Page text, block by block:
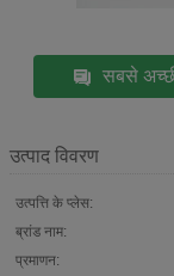
सबसे
उत्पाद विवरण
उत्पत्ति के प्लेस:
ब्रांड नाम:
प्रमाणन: